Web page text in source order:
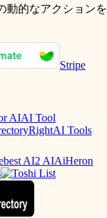
動的なアクションを
Stripe
AIAI Tool
RightAI Tools
AI2 AIAiHeron